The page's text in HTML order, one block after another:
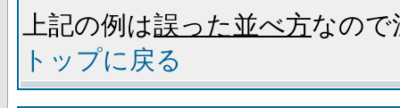
上記の例は誤った並べ方なので
トップに戻る